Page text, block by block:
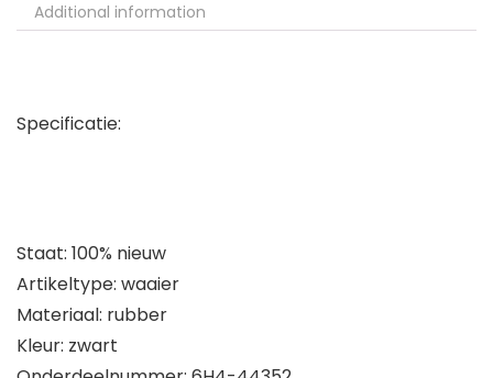
Additional information
Specificatie:
Staat: 100% nieuw
Artikeltype: waaier
Materiaal: rubber
Kleur: zwart